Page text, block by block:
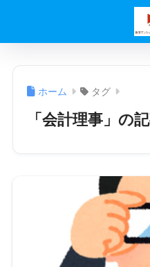
ホーム タグ
「会計理事」の